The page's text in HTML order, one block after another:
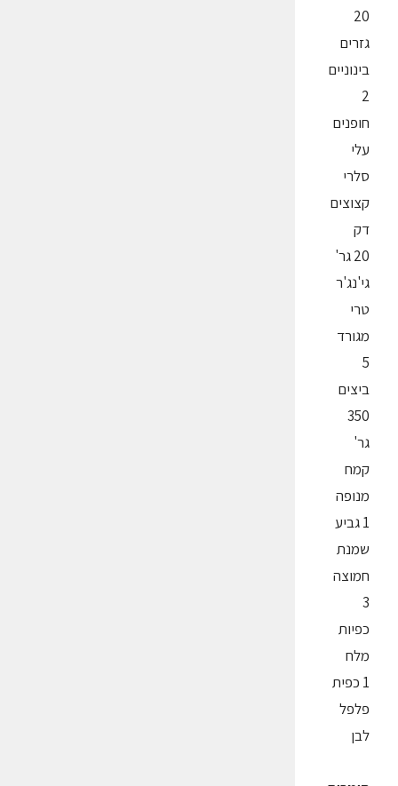
20
גזרים
בינוניים
2
חופנים
עלי
סלרי
קצוצים
דק
20 גר'
גי'נג'ר
טרי
מגורד
5
ביצים
350
גר'
קמח
מנופה
1 גביע
שמנת
חמוצה
3
כפיות
מלח
1 כפית
פלפל
לבן